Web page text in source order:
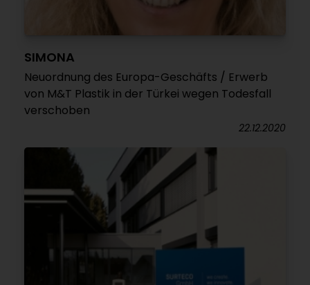
SIMONA
Neuordnung des Europa-Geschäfts / Erwerb
von M&T Plastik in der Türkei wegen Todesfall
verschoben
22.12.2020